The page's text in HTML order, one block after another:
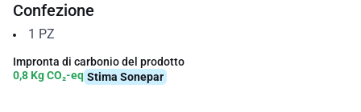
Confezione
1 PZ
Impronta di carbonio del prodotto
0,8 Kg CO₂-eq Stima Sonepar